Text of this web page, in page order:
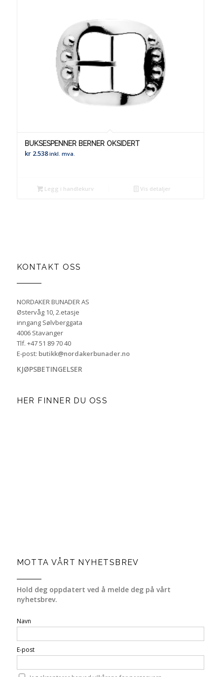
BUKSESPENNER BERNER OKSIDERT
kr2.538 inkl. mva.
Legg i handlekurv Vis detaljer
KONTAKT OSS
NORDAKER BUNADER AS
Østervåg 10, 2.etasje
inngang Sølvberggata
4006 Stavanger
Tlf. +47 51 89 70 40
E-post: butikk@nordakerbunader.no
KJØPSBETINGELSER
HER FINNER DU OSS
MOTTA VÅRT NYHETSBREV
Hold deg oppdatert ved å melde deg på vårt
nyhetsbrev.
Navn
E-post